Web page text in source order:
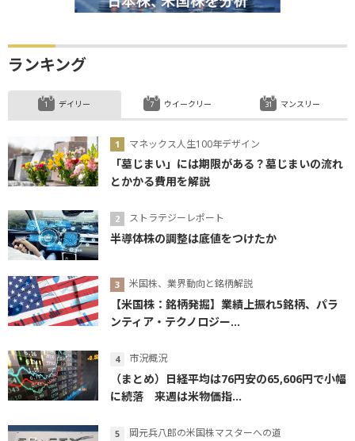
ランキング
デイリー
マネックス人生100年デザイン
「墓じまい」には期限がある？墓じまいの流れ
とかかる費用を解説
ストラテジーレポート
半導体株の調整は底値をつけたか
米国株、業界動向と銘柄解説
【米国株：銘柄発掘】業績上振れ5銘柄、パラ
ンティア・テクノロジー...
市況概況
（まとめ）日経平均は76円安の65,606円で小幅
に続落 来週は米物価指...
岡元兵八郎の米国株マスターへの道
ウイークリー マンスリー